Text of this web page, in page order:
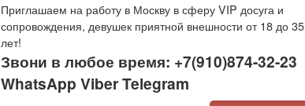
Приглашаем на работу в Москву в сферу VIP досуга и
сопровождения, девушек приятной внешности от 18 до 35
лет!
Звони в любое время: +7(910)874-32-23
WhatsApp Viber Telegram